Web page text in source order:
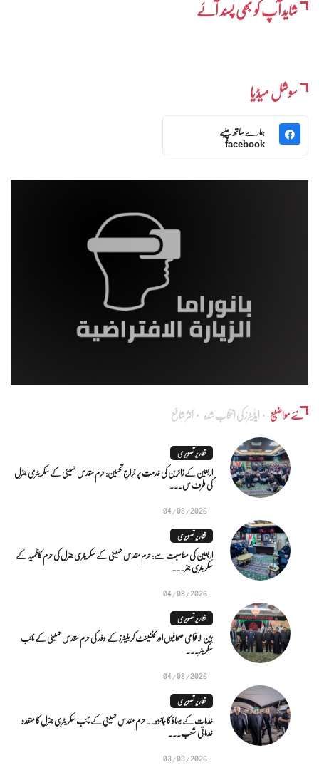
شایدآپ کو بھی پسند آئے
سوشل میڈیا
ہمارے ساتھ چلیے
facebook
نئے مواضیع ایڈٰیٹرز کی انتخاب شدہ اکثر شائع
تقاریر تصویری
اربعین کے زائرین کی خدمت پر خراجِ تحسین: حرم مقدس حسینی کے سکریٹری جنرل
کی طرف س...
04/08/2026
تقاریر تصویری
اربعین کی مناسبت سے: حرم مقدس حسینی کے سکریٹری جنرل کی حرم کاظمیہ کے
سکریٹری جنر...
04/08/2026
تقاریر تصویری
بین الاقوامی صحافیوں اور کنٹینٹ کریئیٹرز کے وفد کی حرم مقدس حسینی کے نائب
سکریٹر...
04/08/2026
تقاریر تصویری
خدمات کے بہاؤ کا جائزہ.. حرم مقدس حسینی کے نائب سکریٹری جنرل کا متعدد
خدماتی شعب...
03/08/2026